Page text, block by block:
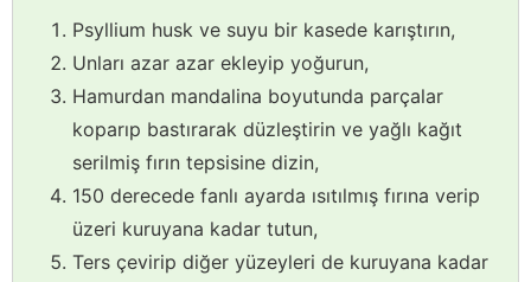
Psyllium husk ve suyu bir kasede karıştırın,
Unları azar azar ekleyip yoğurun,
Hamurdan mandalina boyutunda parçalar
koparıp bastırarak düzleştirin ve yağlı kağıt
serilmiş fırın tepsisine dizin,
150 derecede fanlı ayarda ısıtılmış fırına verip
üzeri kuruyana kadar tutun,
Ters çevirip diğer yüzeyleri de kuruyana kadar